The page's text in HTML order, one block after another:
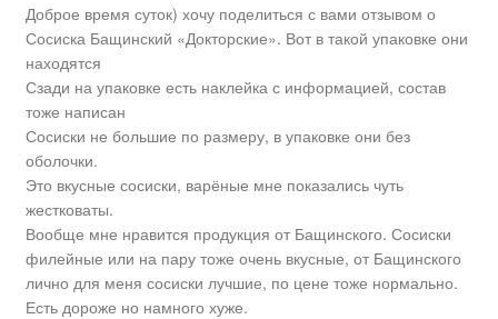
Доброе время суток) хочу поделиться с вами отзывом о
Сосиска Бащинский «Докторские». Вот в такой упаковке они
находятся
Сзади на упаковке есть наклейка с информацией, состав
тоже написан
Сосиски не большие по размеру, в упаковке они без
оболочки.
Это вкусные сосиски, варёные мне показались чуть
жестковаты.
Вообще мне нравится продукция от Бащинского. Сосиски
филейные или на пару тоже очень вкусные, от Бащинского
лично для меня сосиски лучшие, по цене тоже нормально.
Есть дороже но намного хуже.